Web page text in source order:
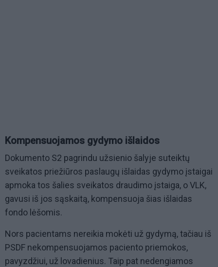
Kompensuojamos gydymo išlaidos
Dokumento S2 pagrindu užsienio šalyje suteiktų
sveikatos priežiūros paslaugų išlaidas gydymo įstaigai
apmoka tos šalies sveikatos draudimo įstaiga, o VLK,
gavusi iš jos sąskaitą, kompensuoja šias išlaidas
fondo lėšomis.
Nors pacientams nereikia mokėti už gydymą, tačiau iš
PSDF nekompensuojamos paciento priemokos,
pavyzdžiui, už lovadienius. Taip pat nedengiamos